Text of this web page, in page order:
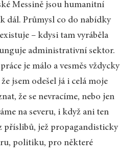
Messině jsou humanitní
dál. Průmysl co do nabídky
– kdysi tam vyráběla
administrativní sektor.
je málo a vesměs vždycky
jsem odešel já i celá moje
že se nevracíme, nebo jen
na severu, i když ani ten
příslibů, jež propagandisticky
politiku, pro některé